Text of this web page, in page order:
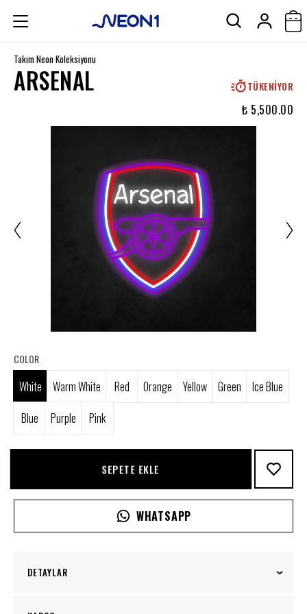
Takım Neon Koleksiyonu
ARSENAL TÜKENIYOR
₺ 5,500.00
COLOR
White Warm White Red Orange Yellow Green
Ice Blue
Blue
Purple Pink
SEPETE EKLE
WHATSAPP
DETAYLAR